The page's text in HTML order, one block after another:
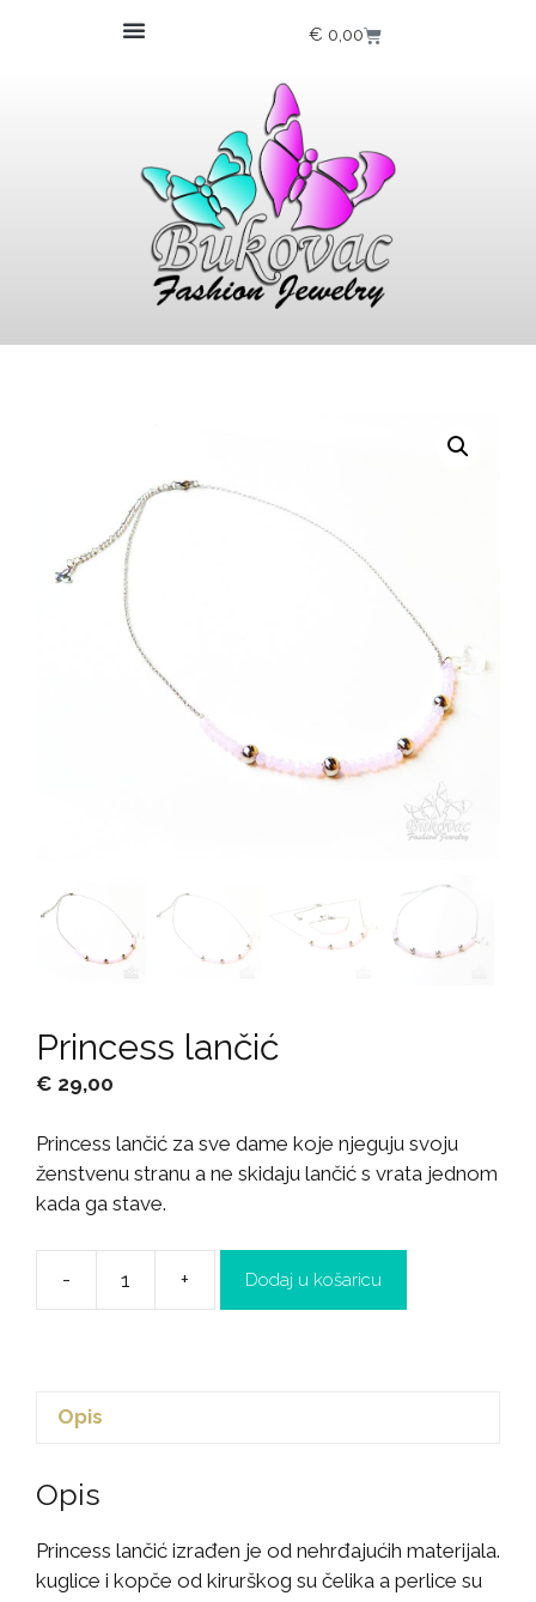
€ 0,00
Princess lančić
€ 29,00
Princess lančić za sve dame koje njeguju svoju
ženstvenu stranu a ne skidaju lančić s vrata jednom
kada ga stave.
- + Dodaj u košaricu
Opis
Opis
Princess lančić izrađen je od nehrđajućih materijala.
kuglice i kopče od kirurškog su čelika a perlice su